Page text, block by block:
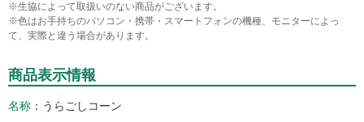
※生協によって取扱いのない商品がございます。
※色はお手持ちのパソコン・携帯・スマートフォンの機種、モニターによっ
て、実際と違う場合があります。
商品表示情報
名称
うらごしコーン